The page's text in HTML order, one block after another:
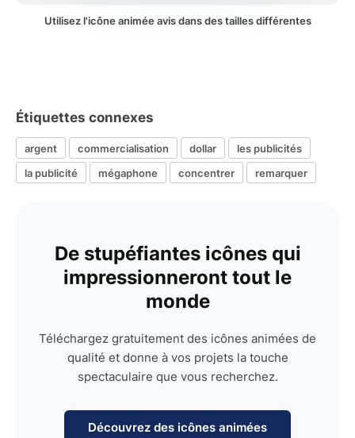
Utilisez l'icône animée avis dans des tailles différentes
Étiquettes connexes
argent commercialisation dollar
les publicités
la publicité
mégaphone concentrer remarquer
De stupéfiantes icônes qui
impressionneront tout le
monde
Téléchargez gratuitement des icônes animées de
qualité et donne à vos projets la touche
spectaculaire que vous recherchez.
Découvrez des icônes animées